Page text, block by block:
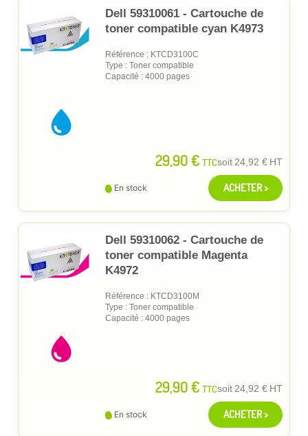
Dell 59310061 - Cartouche de
toner compatible cyan K4973
Référence : KTCD3100C
Type : Toner compatible
Capacité : 4000 pages
29,90 € TTCsoit24,92 € HT
En stock ACHETER >
Dell 59310062 - Cartouche de
toner compatible Magenta
K4972
Référence : KTCD3100M
Type : Toner compatible
Capacité : 4000 pages
29,90 € TTCsoit24,92 € HT
En stock ACHETER >